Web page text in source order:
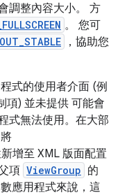
調整內容大小。 方
。 您可
，協助您
式的使用者介面 (例
項) 並未提供 可能會
式無法使用。在大部
增至 XML 版面配置
項 ViewGroup 的
應用程式來說，這